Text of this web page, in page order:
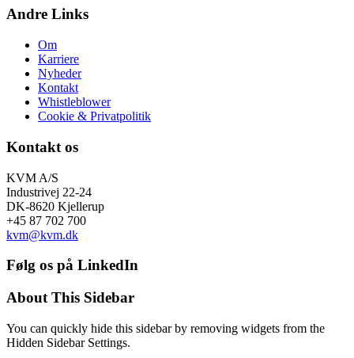
Andre Links
Om
Karriere
Nyheder
Kontakt
Whistleblower
Cookie & Privatpolitik
Kontakt os
KVM A/S
Industrivej 22-24
DK-8620 Kjellerup
+45 87 702 700
kvm@kvm.dk
Følg os på LinkedIn
About This Sidebar
You can quickly hide this sidebar by removing widgets from the
Hidden Sidebar Settings.